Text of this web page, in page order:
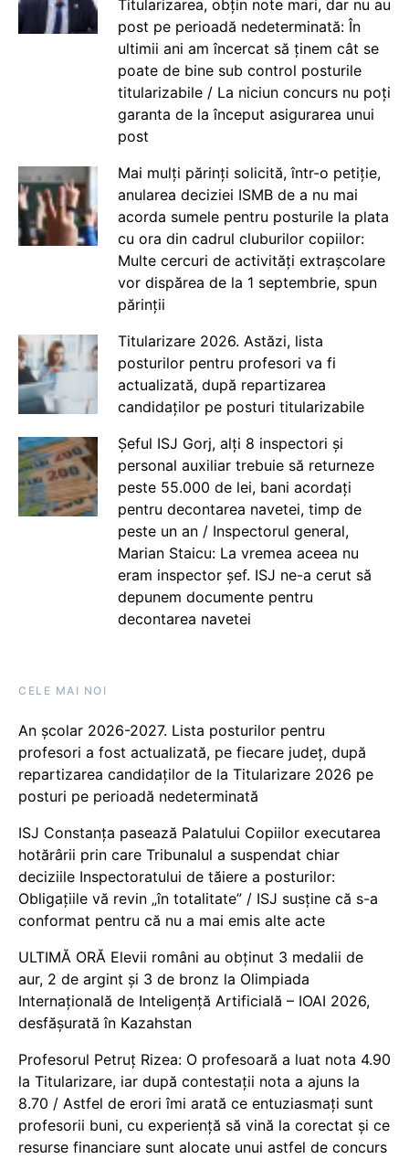
Titularizarea, obțin note mari, dar nu au
post pe perioadă nedeterminată: În
ultimii ani am încercat să ținem cât se
poate de bine sub control posturile
titularizabile / La niciun concurs nu poți
garanta de la început asigurarea unui
post
Mai mulți părinți solicită, într-o petiție,
anularea deciziei ISMB de a nu mai
acorda sumele pentru posturile la plata
cu ora din cadrul cluburilor copiilor:
Multe cercuri de activități extrașcolare
vor dispărea de la 1 septembrie, spun
părinții
Titularizare 2026. Astăzi, lista
posturilor pentru profesori va fi
actualizată, după repartizarea
candidaților pe posturi titularizabile
Șeful ISJ Gorj, alți 8 inspectori și
personal auxiliar trebuie să returneze
peste 55.000 de lei, bani acordați
pentru decontarea navetei, timp de
peste un an / Inspectorul general,
Marian Staicu: La vremea aceea nu
eram inspector șef. ISJ ne-a cerut să
depunem documente pentru
decontarea navetei
CELE MAI NOI
An școlar 2026-2027. Lista posturilor pentru
profesori a fost actualizată, pe fiecare județ, după
repartizarea candidaților de la Titularizare 2026 pe
posturi pe perioadă nedeterminată
ISJ Constanța pasează Palatului Copiilor executarea
hotărârii prin care Tribunalul a suspendat chiar
deciziile Inspectoratului de tăiere a posturilor:
Obligațiile vă revin „în totalitate” / ISJ susține că s-a
conformat pentru că nu a mai emis alte acte
ULTIMĂ ORĂ Elevii români au obținut 3 medalii de
aur, 2 de argint și 3 de bronz la Olimpiada
Internațională de Inteligență Artificială – IOAI 2026,
desfășurată în Kazahstan
Profesorul Petruț Rizea: O profesoară a luat nota 4.90
la Titularizare, iar după contestații nota a ajuns la
8.70 / Astfel de erori îmi arată ce entuziasmați sunt
profesorii buni, cu experiență să vină la corectat și ce
resurse financiare sunt alocate unui astfel de concurs